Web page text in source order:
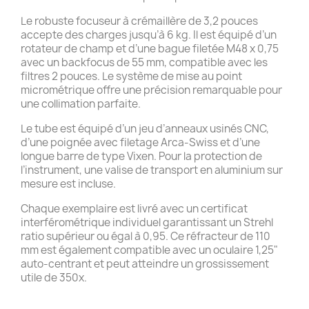
Le robuste focuseur à crémaillère de 3,2 pouces
accepte des charges jusqu’à 6 kg. Il est équipé d’un
rotateur de champ et d’une bague filetée M48 x 0,75
avec un backfocus de 55 mm, compatible avec les
filtres 2 pouces. Le système de mise au point
micrométrique offre une précision remarquable pour
une collimation parfaite.
Le tube est équipé d’un jeu d’anneaux usinés CNC,
d’une poignée avec filetage Arca-Swiss et d’une
longue barre de type Vixen. Pour la protection de
l’instrument, une valise de transport en aluminium sur
mesure est incluse.
Chaque exemplaire est livré avec un certificat
interférométrique individuel garantissant un Strehl
ratio supérieur ou égal à 0,95. Ce réfracteur de 110
mm est également compatible avec un oculaire 1,25"
auto-centrant et peut atteindre un grossissement
utile de 350x.